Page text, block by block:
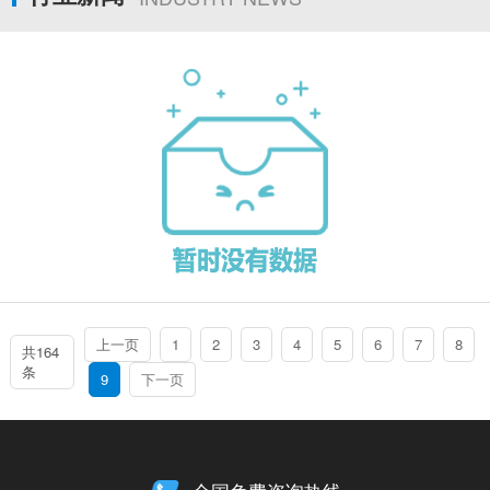
共164
条
上一页 1 2 3 4 5 6 7
8
9
下一页